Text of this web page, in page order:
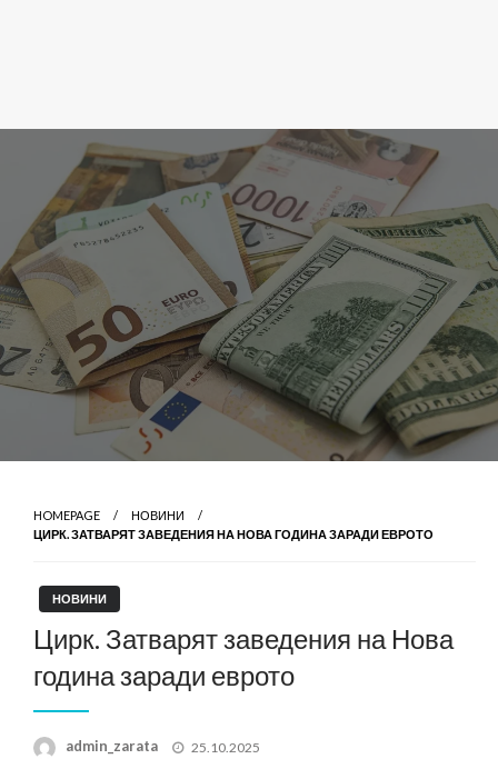
HOMEPAGE
НОВИНИ
ЦИРК. ЗАТВАРЯТ ЗАВЕДЕНИЯ НА НОВА ГОДИНА ЗАРАДИ ЕВРОТО
НОВИНИ
Цирк. Затварят заведения на Нова
година заради еврото
admin_zarata
Posted
25.10.2025